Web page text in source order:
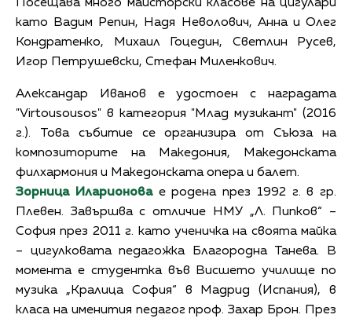
Посещава много майсторски класове на цигулари
като Вадим Репин, Надя Неволович, Анна и Олег
Кондратенко, Михаил Гоцедин, Светлин Русев,
Игор Петрушевски, Стефан Миленкович.
Александар Иванов е удостоен с наградата
"Virtousousos" в категория "Млад музикант" (2016
г.). Това събитие се организира от Съюза на
композиторите на Македония, Македонската
филхармония и Македонската опера и балет.
Зорница Иларионова е родена през 1992 г. в гр.
Плевен. Завършва с отличие НМУ „Л. Пипков“ –
София през 2011 г. като ученичка на своята майка
– цигулковата педагожка Благородна Танева. В
момента е студентка във Висшето училище по
музика „Кралица София“ в Мадрид (Испания), в
класа на именития педагог проф. Захар Брон. През